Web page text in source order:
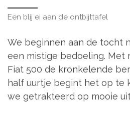
Een blij ei aan de ontbijttafel
We beginnen aan de tocht
een mistige bedoeling. Met
Fiat 500 de kronkelende
half uurtje begint het op te
we getrakteerd op mooie